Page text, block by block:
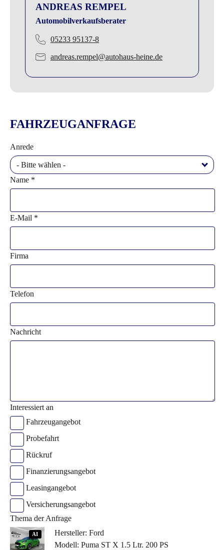
ANDREAS REMPEL
Automobilverkaufsberater
05233 95137-8
andreas.rempel@autohaus-heine.de
FAHRZEUGANFRAGE
Anrede
- Bitte wählen -
Name *
E-Mail *
Firma
Telefon
Nachricht
Interessiert an
Fahrzeugangebot
Probefahrt
Rückruf
Finanzierungsangebot
Leasingangebot
Versicherungsangebot
Thema der Anfrage
AI
Hersteller: Ford
Modell: Puma ST X 1.5 Ltr. 200 PS